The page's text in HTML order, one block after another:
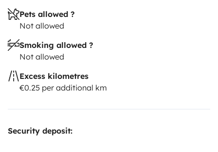
Pets allowed ?
Not allowed
Smoking allowed ?
Not allowed
Excess kilometres
€0.25 per additional km
Security deposit: